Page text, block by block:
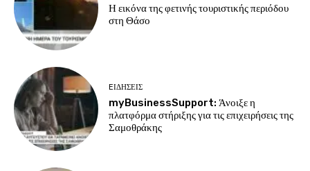
Η εικόνα της φετινής τουριστικής περιόδου
στη Θάσο
EΙΔΗΣΕΙΣ
myBusinessSupport: Άνοιξε η
πλατφόρμα στήριξης για τις επιχειρήσεις της
Σαμοθράκης